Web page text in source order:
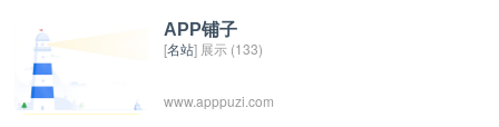
服了解最新的优惠信息，以获取最优惠的价格和
服务。
APP铺子
[名站] 展示 (133)
www.apppuzi.com